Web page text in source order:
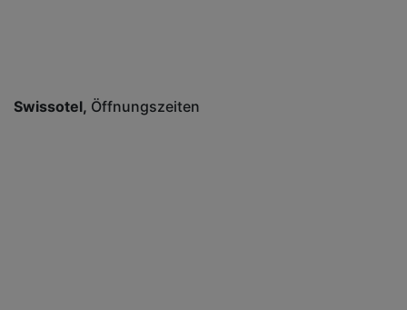
Swissotel Öffnungszeiten